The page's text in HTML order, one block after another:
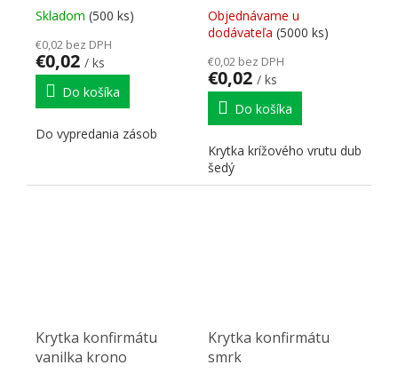
Skladom (500 ks)
€0,02 bez DPH
€0,02 / ks
Do košíka
Do vypredania zásob
Objednávame u
dodávateľa (5000 ks)
€0,02 bez DPH
€0,02 / ks
Do košíka
Krytka krížového vrutu dub
šedý
Krytka konfirmátu
vanilka krono
Krytka konfirmátu
smrk